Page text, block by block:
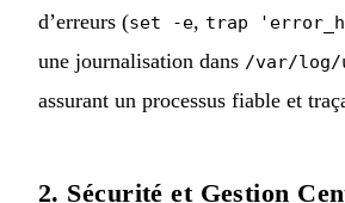
d’erreurs (set -e, trap
une journalisation dans /var/log/
assurant un processus fiable et
2. Sécurité et Gestion